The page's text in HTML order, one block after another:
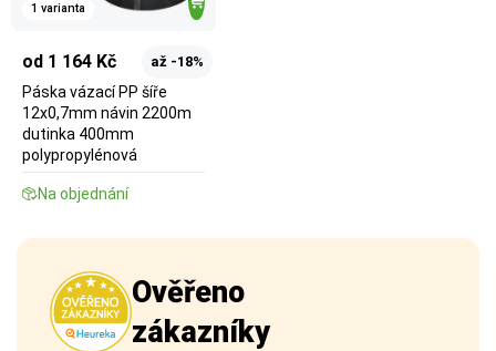
1 varianta
od 1 164 Kč až -18%
Páska vázací PP šíře
12x0,7mm návin 2200m
dutinka 400mm
polypropylénová
Na objednání
Ověřeno
zákazníky